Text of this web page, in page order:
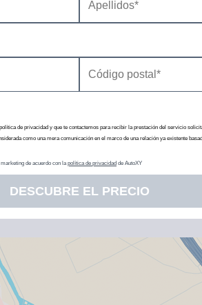
de privacidad y que te contactemos para recibir la prestación del servicio
como una mera comunicación en el marco de una relación ya existente
de acuerdo con la política de privacidad de AutoXY
DESCUBRE EL PRECIO